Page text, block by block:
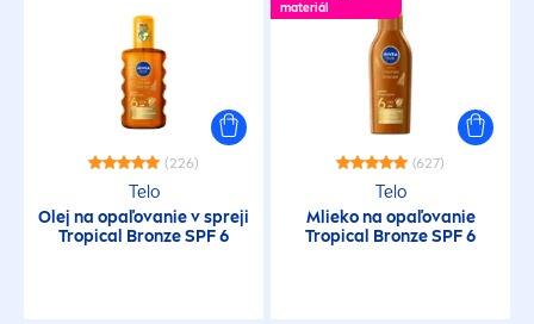
(226)
Telo
Olej na opaľovanie v spreji
Tropical BronzeSPF 6
materiál
(627)
Telo
Mlieko na opaľovanie
Tropical BronzeSPF 6